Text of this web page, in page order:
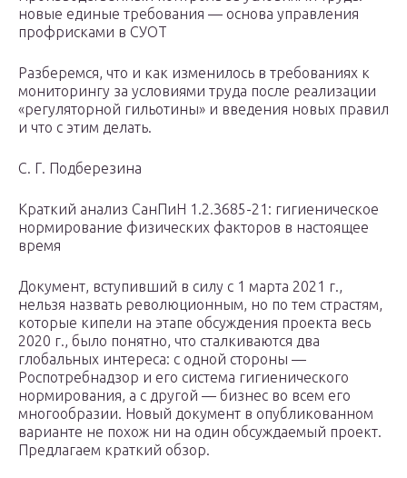
новые единые требования — основа управления
профрисками в СУОТ
Разберемся, что и как изменилось в требованиях к
мониторингу за условиями труда после реализации
«регуляторной гильотины» и введения новых правил
и что с этим делать.
С. Г. Подберезина
Краткий анализ СанПиН 1.2.3685-21: гигиеническое
нормирование физических факторов в настоящее
время
Документ, вступивший в силу с 1 марта 2021 г.,
нельзя назвать революционным, но по тем страстям,
которые кипели на этапе обсуждения проекта весь
2020 г., было понятно, что сталкиваются два
глобальных интереса: с одной стороны —
Роспотребнадзор и его система гигиенического
нормирования, а с другой — бизнес во всем его
многообразии. Новый документ в опубликованном
варианте не похож ни на один обсуждаемый проект.
Предлагаем краткий обзор.